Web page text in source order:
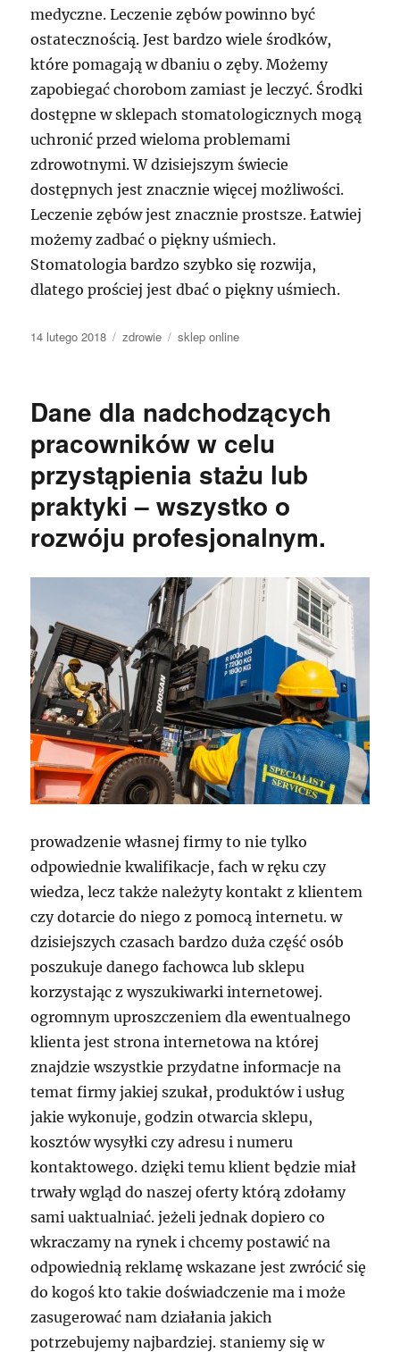
medyczne. Leczenie zębów powinno być
ostatecznością. Jest bardzo wiele środków,
które pomagają w dbaniu o zęby. Możemy
zapobiegać chorobom zamiast je leczyć. Środki
dostępne w sklepach stomatologicznych mogą
uchronić przed wieloma problemami
zdrowotnymi. W dzisiejszym świecie
dostępnych jest znacznie więcej możliwości.
Leczenie zębów jest znacznie prostsze. Łatwiej
możemy zadbać o piękny uśmiech.
Stomatologia bardzo szybko się rozwija,
dlatego prościej jest dbać o piękny uśmiech.
Data
14 lutego 2018 Kategorie
zdrowie Tagi
sklep online
Dane dla nadchodzących
pracowników w celu
przystąpienia stażu lub
praktyki – wszystko o
rozwóju profesjonalnym.
prowadzenie własnej firmy to nie tylko
odpowiednie kwalifikacje, fach w ręku czy
wiedza, lecz także należyty kontakt z klientem
czy dotarcie do niego z pomocą internetu. w
dzisiejszych czasach bardzo duża część osób
poszukuje danego fachowca lub sklepu
korzystając z wyszukiwarki internetowej.
ogromnym uproszczeniem dla ewentualnego
klienta jest strona internetowa na której
znajdzie wszystkie przydatne informacje na
temat firmy jakiej szukał, produktów i usług
jakie wykonuje, godzin otwarcia sklepu,
kosztów wysyłki czy adresu i numeru
kontaktowego. dzięki temu klient będzie miał
trwały wgląd do naszej oferty którą zdołamy
sami uaktualniać. jeżeli jednak dopiero co
wkraczamy na rynek i chcemy postawić na
odpowiednią reklamę wskazane jest zwrócić się
do kogoś kto takie doświadczenie ma i może
zasugerować nam działania jakich
potrzebujemy najbardziej. staniemy się w